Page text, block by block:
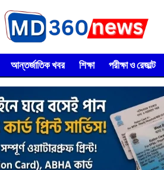
আন্তর্জাতিক খবর শিক্ষা পরীক্ষা ও রেজাল্ট